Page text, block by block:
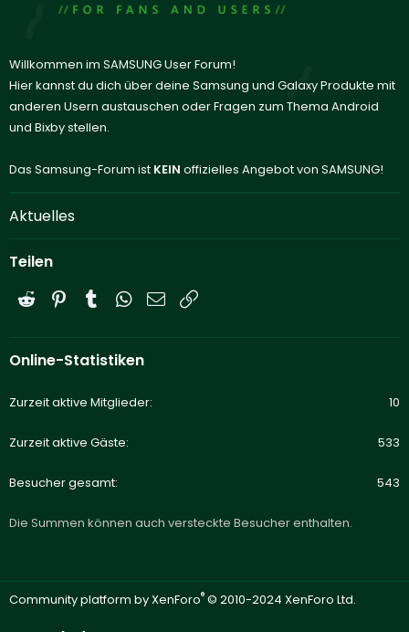
Willkommen im SAMSUNG User Forum!
Hier kannst du dich über deine Samsung und Galaxy Produkte mit
anderen Usern austauschen oder Fragen zum Thema Android
und Bixby stellen.
Das Samsung-Forum ist KEIN offizielles Angebot von SAMSUNG!
Aktuelles
Teilen
Reddit PinterestTumblrWhatsApp
E-Mail
Online-Statistiken
Zurzeit aktive Mitglieder 10
Zurzeit aktive Gäste 533
Besucher gesamt 543
Die Summen können auch versteckte Besucher enthalten.
Community platform by XenForo® © 2010-2024 XenForo Ltd.